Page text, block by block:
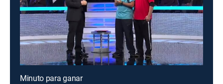
Minuto para ganar